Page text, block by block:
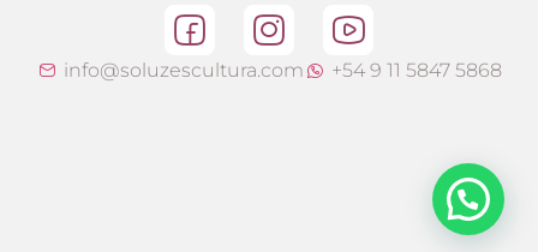
info@soluzescultura.com +54 9 11 5847 5868